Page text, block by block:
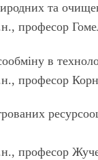
та
професор
в
професор
професор